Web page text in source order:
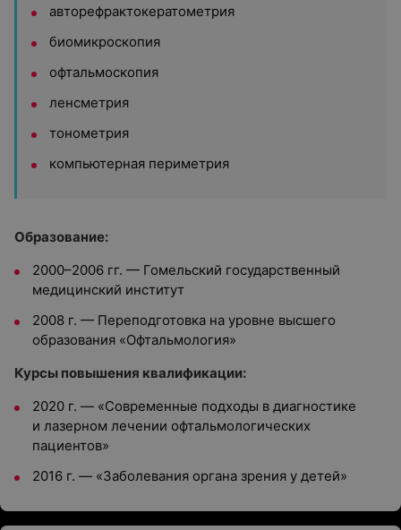
авторефрактокератометрия
биомикроскопия
офтальмоскопия
ленсметрия
тонометрия
компьютерная периметрия
Образование:
2000–2006 гг. — Гомельский государственный
медицинский институт
2008 г. — Переподготовка на уровне высшего
образования «Офтальмология»
Курсы повышения квалификации:
2020 г. — «Современные подходы в диагностике
и лазерном лечении офтальмологических
пациентов»
2016 г. — «Заболевания органа зрения у детей»